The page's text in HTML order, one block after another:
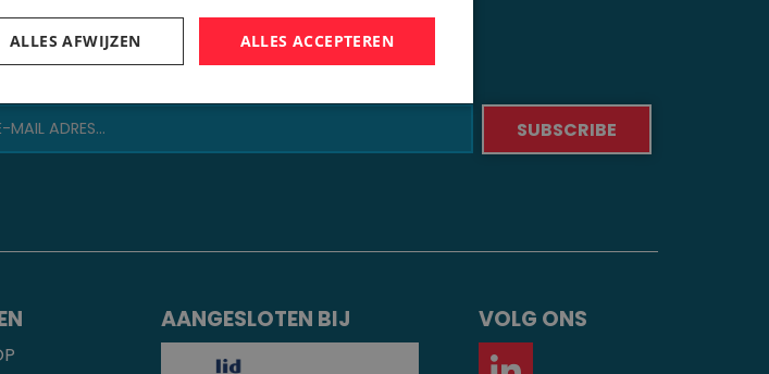
AANGESLOTEN BIJ VOLG ONS
ALLES ACCEPTEREN
ALLES AFWIJZEN